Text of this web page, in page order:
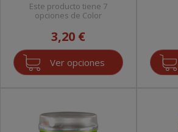
Este producto tiene 7
opciones de Color
3,20 €
Ver opciones